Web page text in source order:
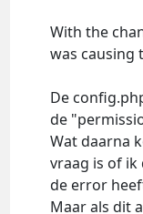
With the
was causing
De
de
Wat daarna
vraag is of ik
de error
Maar als dit